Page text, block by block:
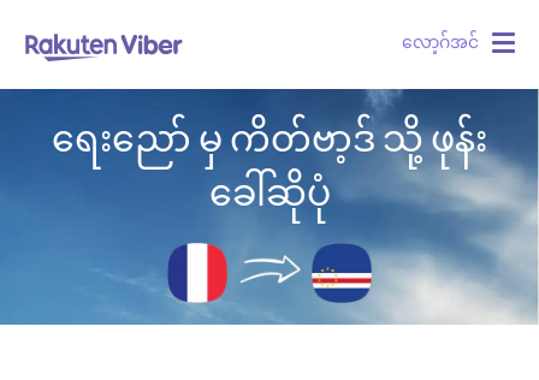
လော့ဂ်အင်
ရေးညော် မှ ကိတ်ဗာ့ဒ် သို့ ဖုန်း
ခေါ်ဆိုပုံ